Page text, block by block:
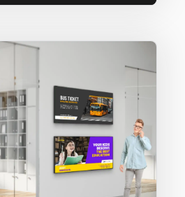
校园标识与宣传
信与协作--跨越不同楼宇或校
信和高质量视频会议，以便进
讨论、演示和头脑风暴会议。